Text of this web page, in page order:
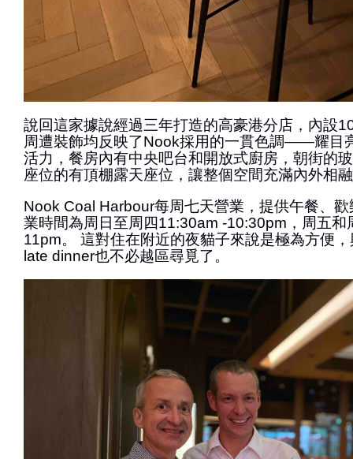
說回這家據說經過三年打造的高豪港分店，內設
周遭裝飾均反映了Nook採用的一貫色調——耀目
活力，餐房內有中央吧台和開放式廚房，朝街的
座位的有頂棚露天座位，讓整個空間充滿內外相
Nook Coal Harbour每周七天營業，提供午餐、
業時間為周日至周四11:30am -10:30pm，周五和
11pm。 這對住在附近的夜貓子來說是極為方便
late dinner也不必越區尋覓了。